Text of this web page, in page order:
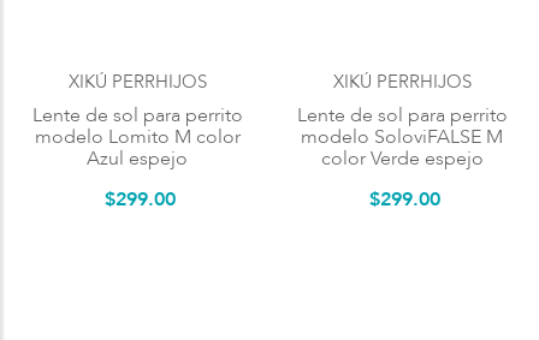
XIKÚ PERRHIJOS
Lente de sol para perrito
modelo Lomito M color
Azul espejo
$299.00
XIKÚ PERRHIJOS
Lente de sol para perrito
modelo SoloviFALSE M
color Verde espejo
$299.00